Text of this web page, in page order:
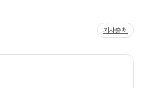
기사출처